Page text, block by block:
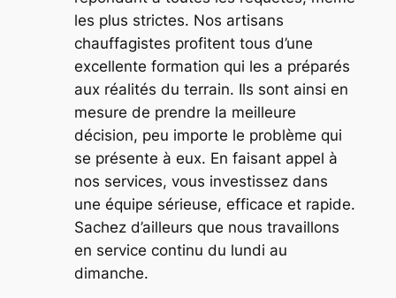
les plus strictes. Nos artisans
chauffagistes profitent tous d’une
excellente formation qui les a préparés
aux réalités du terrain. Ils sont ainsi en
mesure de prendre la meilleure
décision, peu importe le problème qui
se présente à eux. En faisant appel à
nos services, vous investissez dans
une équipe sérieuse, efficace et rapide.
Sachez d’ailleurs que nous travaillons
en service continu du lundi au
dimanche.